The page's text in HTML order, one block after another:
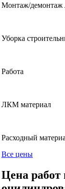
Монтаж/демонтаж
Уборка
Работа
ЛКМ материал
Расходный
Все цены
Цена работ